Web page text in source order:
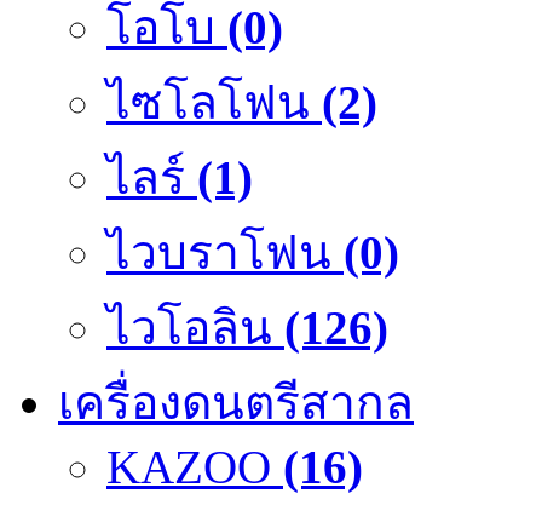
โอโบ (0)
ไซโลโฟน (2)
ไลร์ (1)
ไวบราโฟน (0)
ไวโอลิน (126)
เครื่องดนตรีสากล
KAZOO (16)